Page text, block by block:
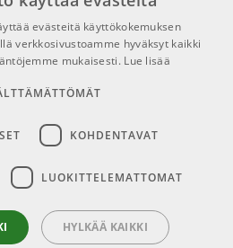
Sosiaaliset mediat
Facebook
Instagram
evästeitä käyttökokemuksen
verkkosivustoamme hyväksyt kaikki
mukaisesti. Lue lisää
KOHDENTAVAT
LUOKITTELEMATTOMAT
HYLKÄÄ KAIKKI